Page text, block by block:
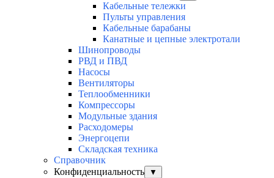
Кабельные тележки
Пульты управления
Кабельные барабаны
Канатные и цепные электротали
Шинопроводы
РВД и ПВД
Насосы
Вентиляторы
Теплообменники
Компрессоры
Модульные здания
Расходомеры
Энергоцепи
Складская техника
Справочник
Конфиденциальность
▼